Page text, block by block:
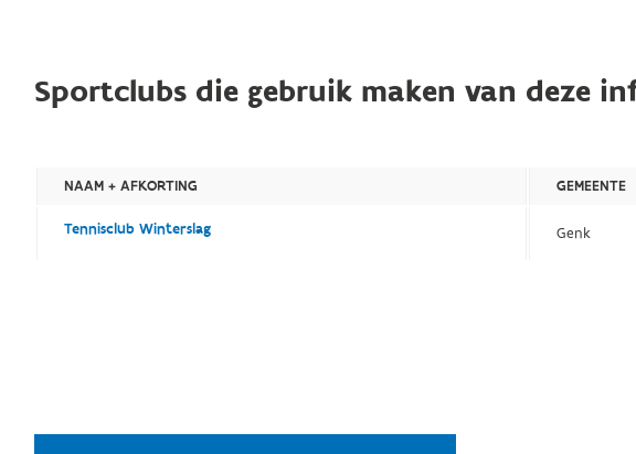
Sportclubs die gebruik maken van deze
NAAM + AFKORTING GEMEENTE
Tennisclub Winterslag Genk